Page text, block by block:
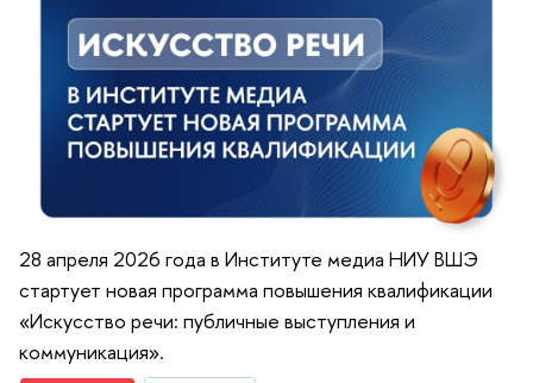
28 апреля 2026 года в Институте медиа НИУ ВШЭ
стартует новая программа повышения квалификации
«Искусство речи: публичные выступления и
коммуникация».